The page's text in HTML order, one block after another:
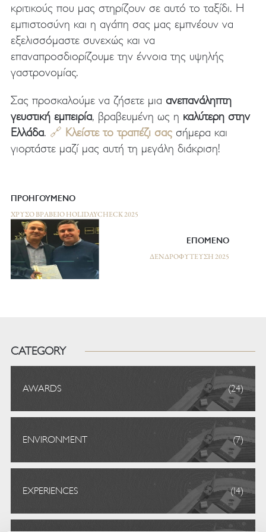
κριτικούς που μας στηρίζουν σε αυτό το ταξίδι. Η
εμπιστοσύνη και η αγάπη σας μας εμπνέουν να
εξελισσόμαστε συνεχώς και να
επαναπροσδιορίζουμε την έννοια της υψηλής
γαστρονομίας.
Σας προσκαλούμε να ζήσετε μια ανεπανάληπτη
γευστική εμπειρία, βραβευμένη ως η καλύτερη στην
Ελλάδα. 🔗 Κλείστε το τραπέζι σας σήμερα και
γιορτάστε μαζί μας αυτή τη μεγάλη διάκριση!
ΠΡΟΗΓΟΥΜΕΝΟ
ΧΡΥΣΌ ΒΡΑΒΕΊΟ HOLIDAYCHECK 2025
ΕΠΟΜΕΝΟ
ΔΕΝΔΡΟΦΎΤΕΥΣΗ 2025
CATEGORY
AWARDS (24)
ENVIRONMENT (7)
EXPERIENCES (14)